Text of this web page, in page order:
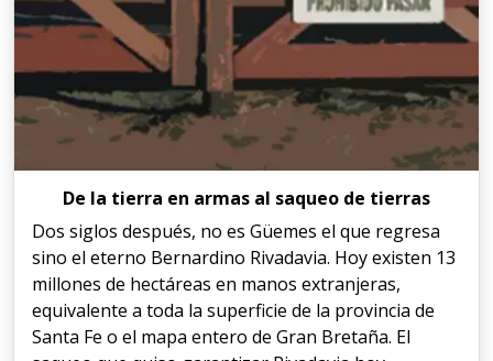
De la tierra en armas al saqueo de tierras
Dos siglos después, no es Güemes el que regresa
sino el eterno Bernardino Rivadavia. Hoy existen 13
millones de hectáreas en manos extranjeras,
equivalente a toda la superficie de la provincia de
Santa Fe o el mapa entero de Gran Bretaña. El